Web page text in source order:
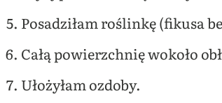
Posadziłam roślinkę (fikusa
Całą powierzchnię wokoło
Ułożyłam ozdoby.